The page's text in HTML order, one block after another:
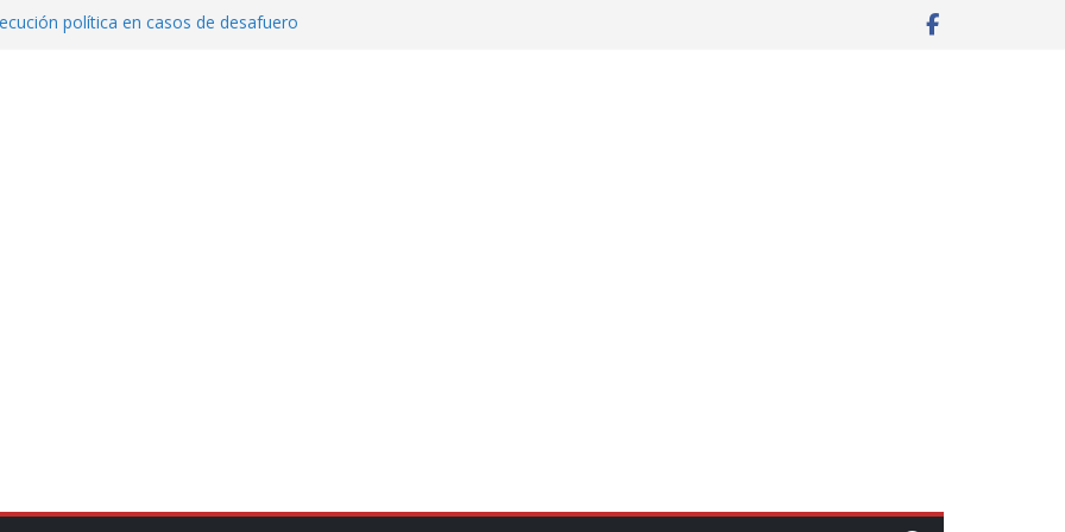
política en casos de desafuero